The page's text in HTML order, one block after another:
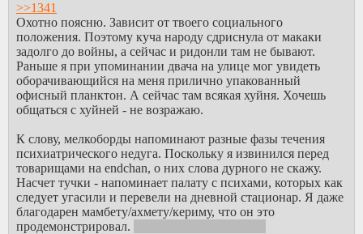
>>1341
Охотно поясню. Зависит от твоего социального
положения. Поэтому куча народу сдриснула от макаки
задолго до войны, а сейчас и ридонли там не бывают.
Раньше я при упоминании двача на улице мог увидеть
оборачивающийся на меня прилично упакованный
офисный планктон. А сейчас там всякая хуйня. Хочешь
общаться с хуйней - не возражаю.
К слову, мелкоборды напоминают разные фазы течения
психиатрического недуга. Поскольку я извинился перед
товарищами на endchan, о них слова дурного не скажу.
Насчет тучки - напоминает палату с психами, которых как
следует угасили и перевели на дневной стационар. Я даже
благодарен мамбету/ахмету/кериму, что он это
продемонстрировал.